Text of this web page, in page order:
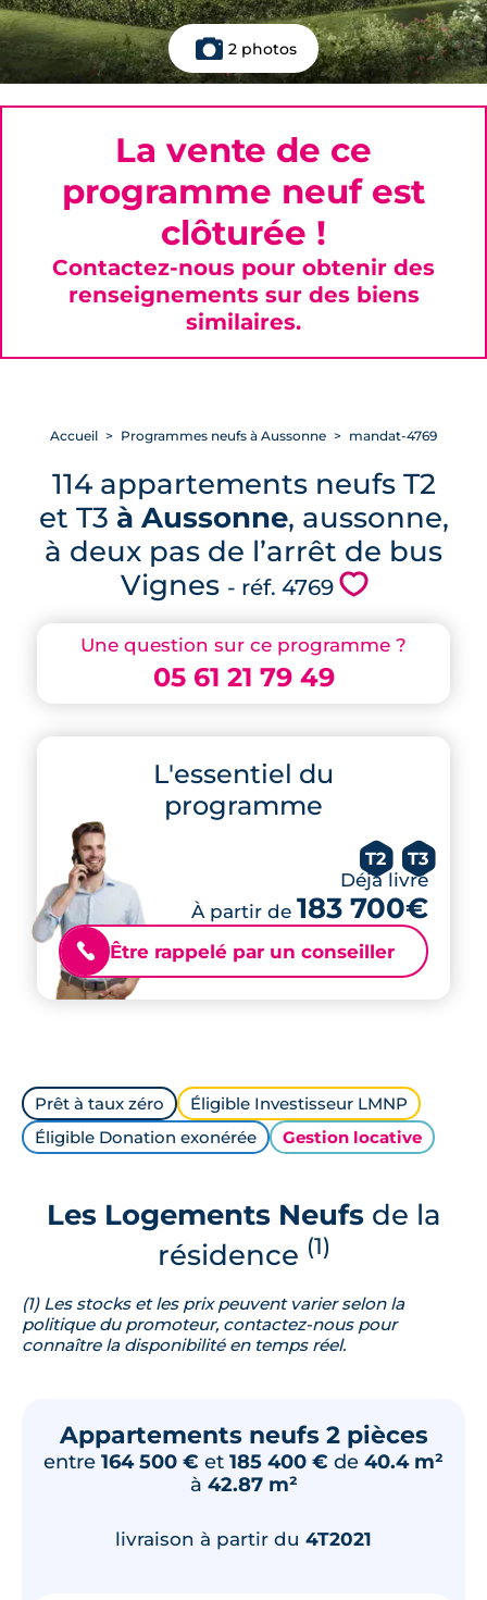
2 photos
Une question sur ce programme ?
05 61 21 79 49
L'essentiel du
programme
T2 T3
Déjà livré
À partir de 183 700€
📞 Être rappelé par un conseiller
Accueil Programmes neufs à Aussonne mandat-4769
114 appartements neufs T2
et T3 à Aussonne, aussonne,
à deux pas de l’arrêt de bus
Vignes - réf. 4769 💗
La vente de ce
programme neuf est
clôturée !
Contactez-nous pour obtenir des
renseignements sur des biens
similaires.
Prêt à taux zéro
Éligible Investisseur LMNP
Éligible Donation exonérée
Gestion locative
Les Logements Neufsde la
résidence (1)
(1) Les stocks et les prix peuvent varier selon la
politique du promoteur, contactez-nous pour
connaître la disponibilité en temps réel.
Appartements neufs 2 pièces
entre 164 500 € et 185 400 € de 40.4 m²
à 42.87 m²
livraison à partir du 4T2021